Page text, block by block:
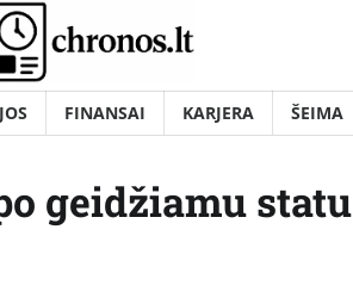
FINANSAI KARJERA ŠEIMA
geidžiamu